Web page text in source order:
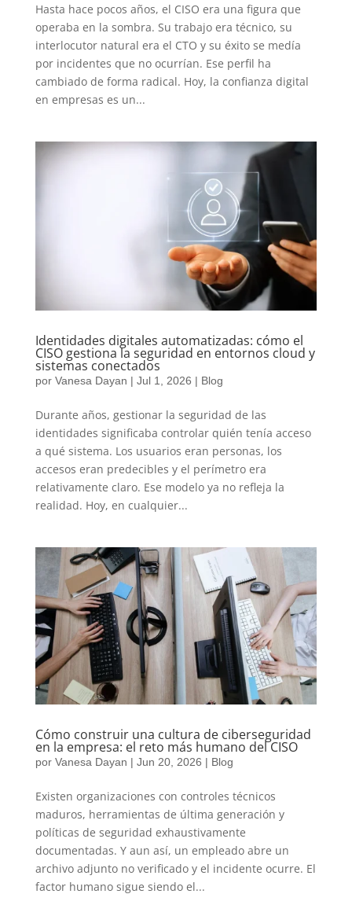
Hasta hace pocos años, el CISO era una figura que
operaba en la sombra. Su trabajo era técnico, su
interlocutor natural era el CTO y su éxito se medía
por incidentes que no ocurrían. Ese perfil ha
cambiado de forma radical. Hoy, la confianza digital
en empresas es un...
Identidades digitales automatizadas: cómo el
CISO gestiona la seguridad en entornos cloud y
sistemas conectados
por Vanesa Dayan | Jul 1, 2026 | Blog
Durante años, gestionar la seguridad de las
identidades significaba controlar quién tenía acceso
a qué sistema. Los usuarios eran personas, los
accesos eran predecibles y el perímetro era
relativamente claro. Ese modelo ya no refleja la
realidad. Hoy, en cualquier...
Cómo construir una cultura de ciberseguridad
en la empresa: el reto más humano del CISO
por Vanesa Dayan | Jun 20, 2026 | Blog
Existen organizaciones con controles técnicos
maduros, herramientas de última generación y
políticas de seguridad exhaustivamente
documentadas. Y aun así, un empleado abre un
archivo adjunto no verificado y el incidente ocurre. El
factor humano sigue siendo el...